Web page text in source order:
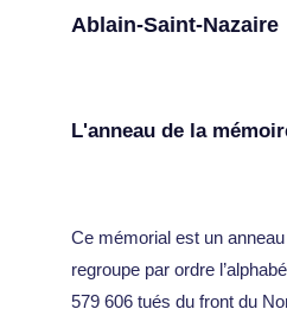
Ablain-Saint-Nazaire
L'anneau de la
Ce mémorial est un
regroupe par ordre
579 606 tués du front du